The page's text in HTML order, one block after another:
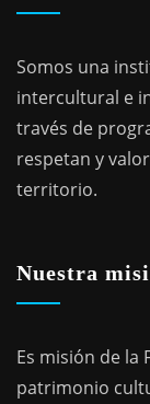
Somos una
intercultural e
través de
respetan y
territorio.
Nuestra
Es misión de la
patrimonio